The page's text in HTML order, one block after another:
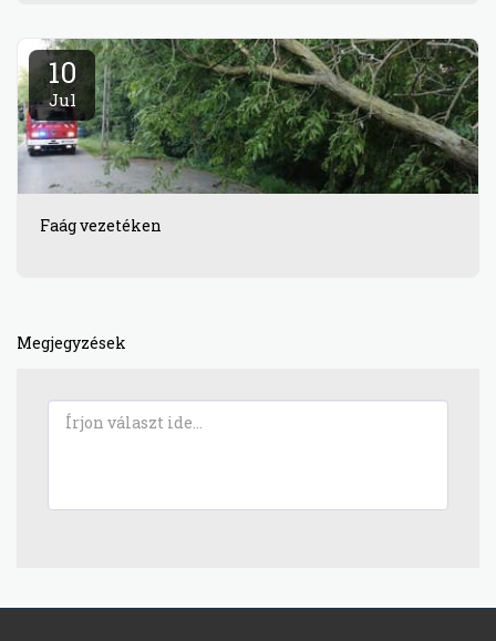
10
Jul
Faág vezetéken
Megjegyzések